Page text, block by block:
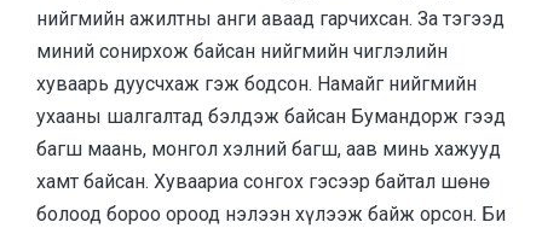
нийгмийн ажилтны анги аваад гарчихсан. За тэгээд
миний сонирхож байсан нийгмийн чиглэлийн
хуваарь дуусчхаж гэж бодсон. Намайг нийгмийн
ухааны шалгалтад бэлдэж байсан Бумандорж гээд
багш маань, монгол хэлний багш, аав минь хажууд
хамт байсан. Хуваариа сонгох гэсээр байтал шөнө
болоод бороо ороод нэлээн хүлээж байж орсон. Би